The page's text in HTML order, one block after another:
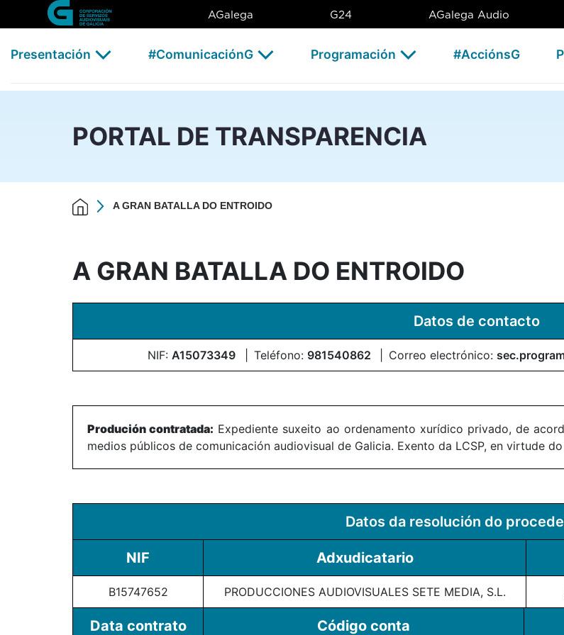
Skip to Main Content
A GRAN BATALLA DO ENTROIDO - CSAG
AGalega G24 AGalega Audio
Presentación #ComunicaciónG Programación #AcciónsG
PORTAL DE TRANSPARENCIA
A GRAN BATALLA DO ENTROIDO
A GRAN BATALLA DO ENTROIDO
Datos de contacto
NIF: A15073349 Teléfono: 981540862 Correo electrónico:
Produción contratada: Expediente suxeito ao ordenamento xurídico privado, de
medios públicos de comunicación audiovisual de Galicia. Exento da LCSP, en virtude
Datos da resolución do
NIF Adxudicatario
B15747652 PRODUCCIONES AUDIOVISUALES SETE MEDIA, S.L.
Data contrato Código conta